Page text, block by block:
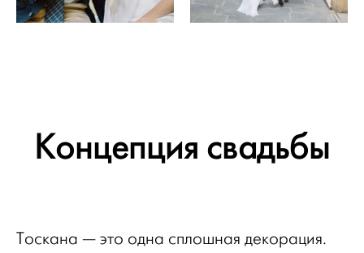
Концепция свадьбы
Тоскана — это одна сплошная декорация.